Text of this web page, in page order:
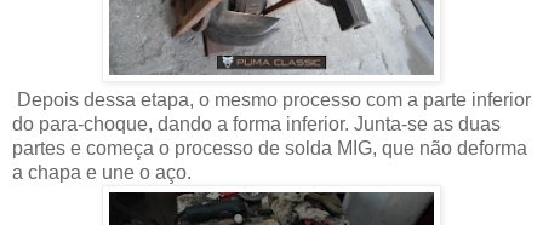
Depois dessa etapa, o mesmo processo com a parte inferior
do para-choque, dando a forma inferior. Junta-se as duas
partes e começa o processo de solda MIG, que não deforma
a chapa e une o aço.